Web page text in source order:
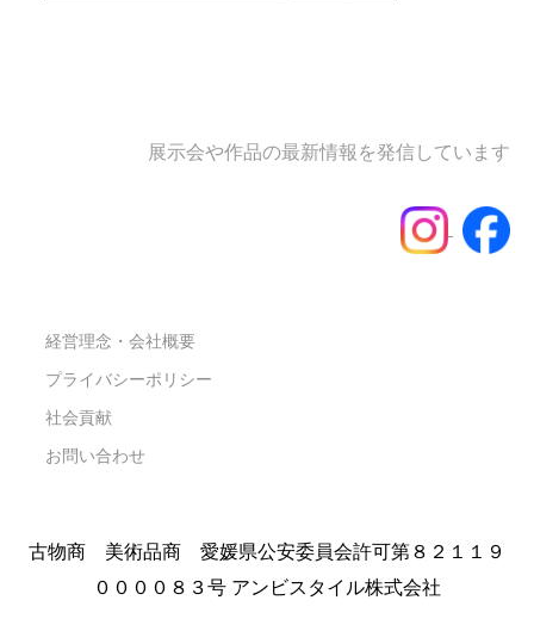
展示会や作品の最新情報を発信しています
経営理念・会社概要
プライバシーポリシー
社会貢献
お問い合わせ
古物商 美術品商 愛媛県公安委員会許可第８２１１９
００００８３号 アンビスタイル株式会社